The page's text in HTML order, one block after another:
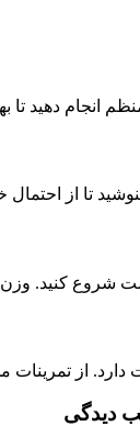
انجام دهید تا
تا از
شروع کنید. وزن
دارد. از
دیدگی